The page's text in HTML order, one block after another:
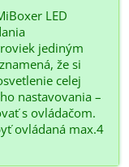
LED
jediným
že si
celej
nastavovania –
s ovládačom.
ovládaná max.4